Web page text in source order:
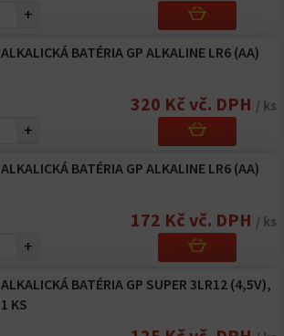
+
ALKALICKÁ BATÉRIA GP ALKALINE LR6 (AA)
320 Kč vč. DPH / ks
+
ALKALICKÁ BATÉRIA GP ALKALINE LR6 (AA)
172 Kč vč. DPH / ks
+
ALKALICKÁ BATÉRIA GP SUPER 3LR12 (4,5V),
1 KS